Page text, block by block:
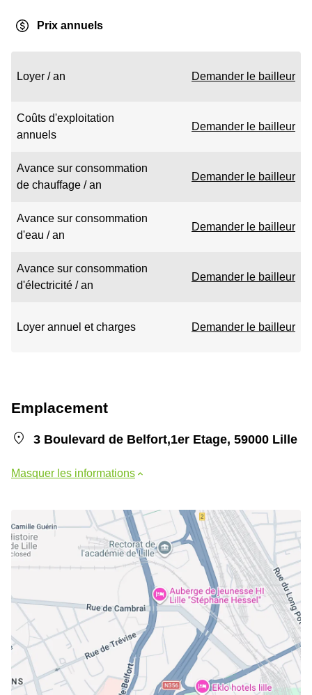
Prix annuels
Loyer / an Demander le bailleur
Coûts d'exploitation
annuels
Demander le bailleur
Avance sur consommation
de chauffage / an
Demander le bailleur
Avance sur consommation
d'eau / an
Demander le bailleur
Avance sur consommation
d'électricité / an
Demander le bailleur
Loyer annuel et charges Demander le bailleur
Emplacement
3 Boulevard de Belfort,1er Etage, 59000 Lille
Masquer les informations